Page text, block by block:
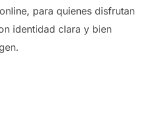
para quienes disfrutan
identidad clara y bien